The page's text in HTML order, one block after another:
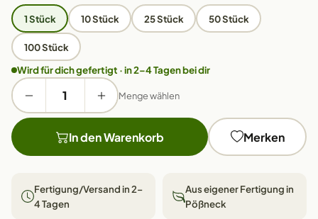
1 Stück 10 Stück 25 Stück 50 Stück
100 Stück
Wird für dich gefertigt · in 2–4 Tagen bei dir
Menge wählen
In den Warenkorb Merken
Fertigung/Versand in 2–
4 Tagen
Aus eigener Fertigung in
Pößneck